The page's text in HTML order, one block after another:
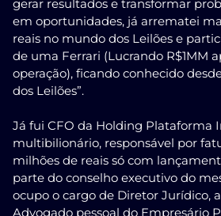
gerar resultados e transformar
em oportunidades, já arrematei
reais no mundo dos Leilões e
de uma Ferrari (Lucrando R$1MM
operação), ficando conhecido
dos Leilões”.
Já fui CFO da Holding Plataforma
multibilionário, responsável por
milhões de reais só com
parte do conselho executivo do
ocupo o cargo de Diretor Jurídico,
Advogado pessoal do Empresário